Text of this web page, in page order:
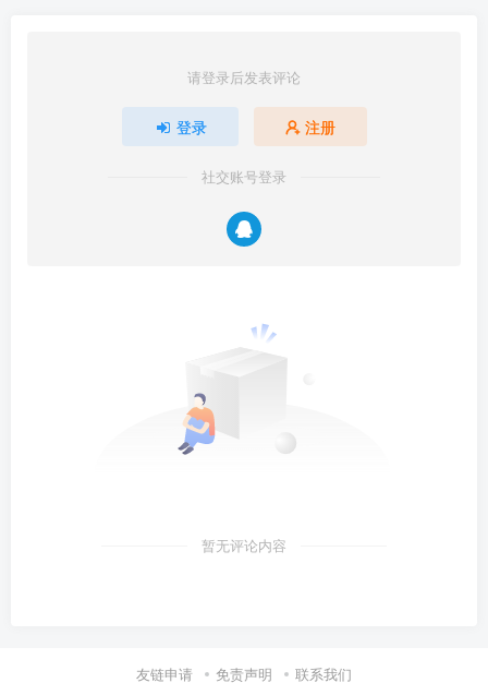
请登录后发表评论
登录 注册
社交账号登录
暂无评论内容
友链申请 免责声明 联系我们